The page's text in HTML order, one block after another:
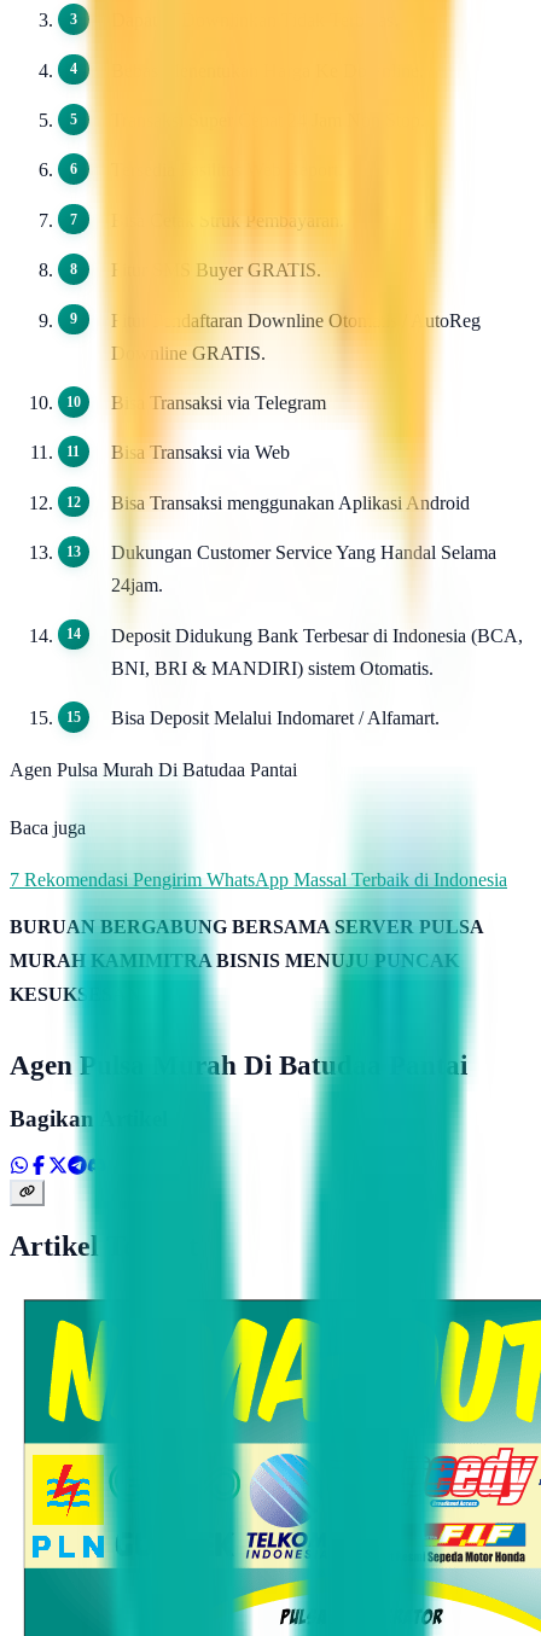
Bisa Cetak Struk Pembayaran.
Fitur SMS Buyer GRATIS.
Fitur Pendaftaran Downline Otomatis / AutoReg
Downline GRATIS.
Bisa Transaksi via Telegram
Bisa Transaksi via Web
Bisa Transaksi menggunakan Aplikasi Android
Dukungan Customer Service Yang Handal Selama
24jam.
Deposit Didukung Bank Terbesar di Indonesia (BCA,
BNI, BRI & MANDIRI) sistem Otomatis.
Bisa Deposit Melalui Indomaret / Alfamart.
Agen Pulsa Murah Di Batudaa Pantai
Baca juga
7 Rekomendasi Pengirim WhatsApp Massal Terbaik di Indonesia
BURUAN BERGABUNG BERSAMA SERVER PULSA
MURAH KAMIMITRA BISNIS MENUJU PUNCAK
KESUKSESAN
Agen Pulsa Murah Di Batudaa Pantai
Bagikan Artikel
Artikel Terkait